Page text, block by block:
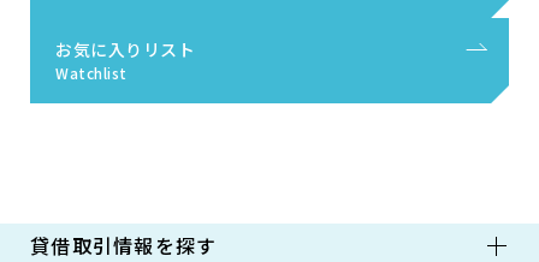
お気に入りリスト
Watchlist
貸借取引情報を探す